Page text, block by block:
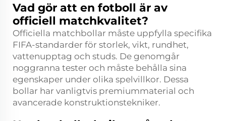
Vad gör att en fotboll är av
officiell matchkvalitet?
Officiella matchbollar måste uppfylla specifika
FIFA-standarder för storlek, vikt, rundhet,
vattenupptag och studs. De genomgår
noggranna tester och måste behålla sina
egenskaper under olika spelvillkor. Dessa
bollar har vanligtvis premiummaterial och
avancerade konstruktionstekniker.